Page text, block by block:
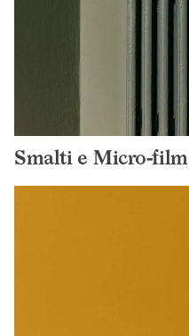
Smalti e Micro-film